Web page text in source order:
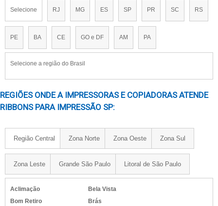
ONDE COMPRAR RIBBONS
RIBBONS PARA IMPRESSÃO
COMPRAR RIBBON COLORIDO
DISTRIBUIDOR DE ETIQUETAS RIBBON
FÁBRICA DE RIBBONS
COMPRAR RIBBONS EM SP
DISTRIBUIDOR DE RIBBON SP
RIBBONS PARA IMPRESSÃO PREÇO
FORNECEDORES DE RIBBONS SP
RIBBON PARA IMPRESSORA VALOR
Selecione RJ MG ES SP PR SC RS
PE BA CE GO e DF AM PA
Selecione a região do Brasil
REGIÕES ONDE A IMPRESSORAS E COPIADORAS ATENDE
RIBBONS PARA IMPRESSÃO SP:
Região Central Zona Norte Zona Oeste Zona Sul
Zona Leste Grande São Paulo Litoral de São Paulo
Aclimação
Bela Vista
Bom Retiro
Brás